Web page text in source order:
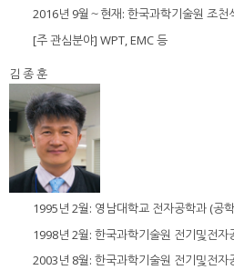
2016년 9월～현재: 한국과학기술원 조천
[주 관심분야] WPT, EMC 등
김 종 훈
1995년 2월: 영남대학교 전자공학과 (공
1998년 2월: 한국과학기술원 전기및전자
2003년 8월: 한국과학기술원 전기및전자